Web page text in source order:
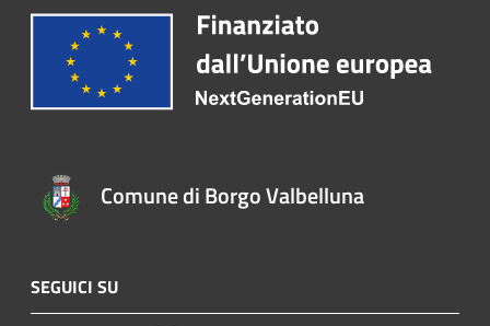
Comune di Borgo Valbelluna
SEGUICI SU